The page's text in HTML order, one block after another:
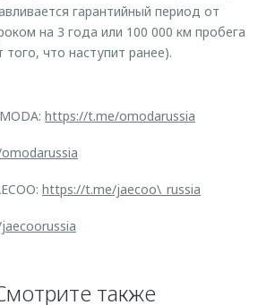
гарантийный период от
на 3 года или 100 000 км пробега
того, что наступит ранее).
https://t.me/omodarussia
https://t.me/jaecoo\_russia
также